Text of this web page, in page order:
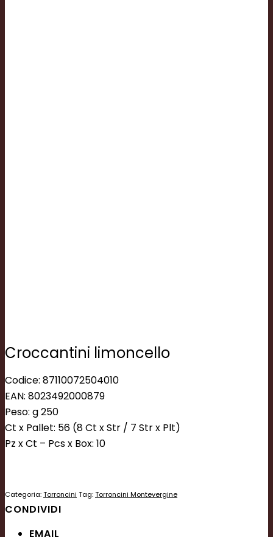
Croccantini limoncello
Codice: 87110072504010
EAN: 8023492000879
Peso: g 250
Ct x Pallet: 56 (8 Ct x Str / 7 Str x Plt)
Pz x Ct – Pcs x Box: 10
Categoria:Torroncini Tag:Torroncini Montevergine
CONDIVIDI
EMAIL